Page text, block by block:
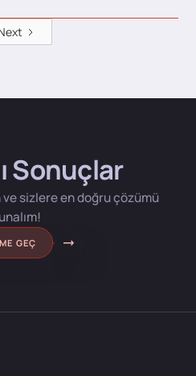
Sonuçlar
sizlere en doğru çözümü
GEÇ